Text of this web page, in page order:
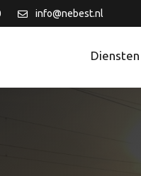
info@nebest.nl
Diensten